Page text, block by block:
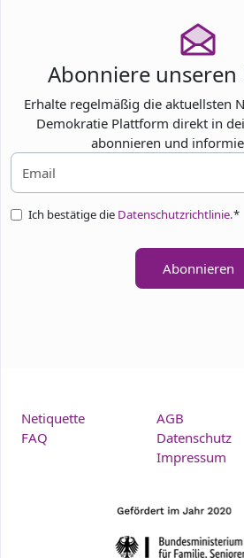
Abonniere
Erhalte regelmäßig die aktuellsten
Demokratie Plattform direkt in
abonnieren und
Ich bestätige die Datenschutzrichtlinie.*
Abonnieren
Netiquette
FAQ
AGB
Datenschutz
Impressum